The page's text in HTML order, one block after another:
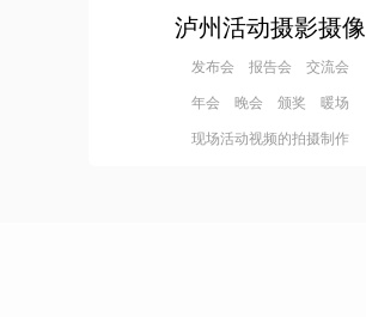
泸州活动摄影摄像
发布会 报告会 交流会
年会 晚会 颁奖 暖场
现场活动视频的拍摄制作